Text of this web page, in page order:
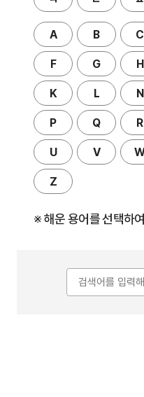
A B C
F G H
K L N
P Q R
U V
Z
※ 해운 용어를 선택하